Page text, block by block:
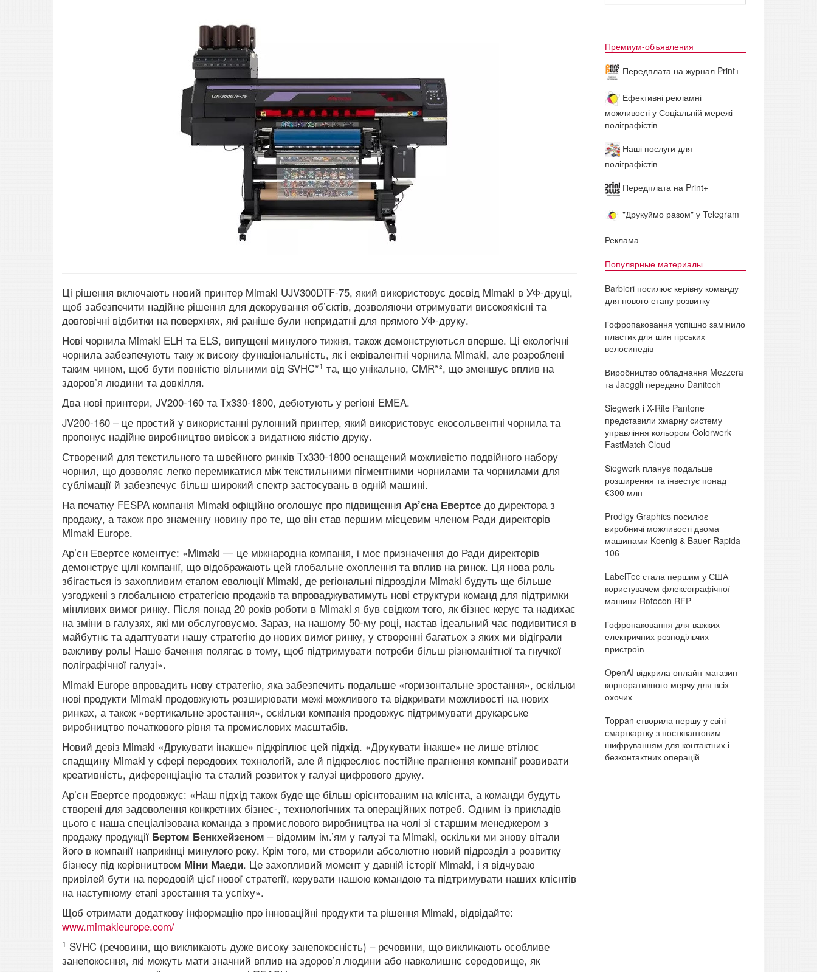
Ці рішення включають новий принтер Mimaki UJV300DTF-75, який використовує досвід Mimaki в УФ-друці,
щоб забезпечити надійне рішення для декорування об’єктів, дозволяючи отримувати високоякісні та
довговічні відбитки на поверхнях, які раніше були непридатні для прямого УФ-друку.
Нові чорнила Mimaki ELH та ELS, випущені минулого тижня, також демонструються вперше. Ці екологічні
чорнила забезпечують таку ж високу функціональність, як і еквівалентні чорнила Mimaki, але розроблені
таким чином, щоб бути повністю вільними від SVHC*1 та, що унікально, CMR*², що зменшує вплив на
здоров’я людини та довкілля.
Два нові принтери, JV200-160 та Tx330-1800, дебютують у регіоні EMEA.
JV200-160 – це простий у використанні рулонний принтер, який використовує екосольвентні чорнила та
пропонує надійне виробництво вивісок з видатною якістю друку.
Створений для текстильного та швейного ринків Tx330-1800 оснащений можливістю подвійного набору
чорнил, що дозволяє легко перемикатися між текстильними пігментними чорнилами та чорнилами для
сублімації й забезпечує більш широкий спектр застосувань в одній машині.
На початку FESPA компанія Mimaki офіційно оголошує про підвищення Ар’єна Евертсе до директора з
продажу, а також про знаменну новину про те, що він став першим місцевим членом Ради директорів
Mimaki Europe.
Ар’єн Евертсе коментує: «Mimaki — це міжнародна компанія, і моє призначення до Ради директорів
демонструє цілі компанії, що відображають цей глобальне охоплення та вплив на ринок. Ця нова роль
збігається із захопливим етапом еволюції Mimaki, де регіональні підрозділи Mimaki будуть ще більше
узгоджені з глобальною стратегією продажів та впроваджуватимуть нові структури команд для підтримки
мінливих вимог ринку. Після понад 20 років роботи в Mimaki я був свідком того, як бізнес керує та надихає
на зміни в галузях, які ми обслуговуємо. Зараз, на нашому 50-му році, настав ідеальний час подивитися в
майбутнє та адаптувати нашу стратегію до нових вимог ринку, у створенні багатьох з яких ми відіграли
важливу роль! Наше бачення полягає в тому, щоб підтримувати потреби більш різноманітної та гнучкої
поліграфічної галузі».
Mimaki Europe впровадить нову стратегію, яка забезпечить подальше «горизонтальне зростання», оскільки
нові продукти Mimaki продовжують розширювати межі можливого та відкривати можливості на нових
ринках, а також «вертикальне зростання», оскільки компанія продовжує підтримувати друкарське
виробництво початкового рівня та промислових масштабів.
Новий девіз Mimaki «Друкувати інакше» підкріплює цей підхід. «Друкувати інакше» не лише втілює
спадщину Mimaki у сфері передових технологій, але й підкреслює постійне прагнення компанії розвивати
креативність, диференціацію та сталий розвиток у галузі цифрового друку.
Ар’єн Евертсе продовжує: «Наш підхід також буде ще більш орієнтованим на клієнта, а команди будуть
створені для задоволення конкретних бізнес-, технологічних та операційних потреб. Одним із прикладів
цього є наша спеціалізована команда з промислового виробництва на чолі зі старшим менеджером з
продажу продукції Бертом Бенкхейзеном – відомим ім.’ям у галузі та Mimaki, оскільки ми знову вітали
його в компанії наприкінці минулого року. Крім того, ми створили абсолютно новий підрозділ з розвитку
бізнесу під керівництвом Міни Маеди. Це захопливий момент у давній історії Mimaki, і я відчуваю
привілей бути на передовій цієї нової стратегії, керувати нашою командою та підтримувати наших клієнтів
на наступному етапі зростання та успіху».
Щоб отримати додаткову інформацію про інноваційні продукти та рішення Mimaki, відвідайте:
www.mimakieurope.com/
1 SVHC (речовини, що викликають дуже високу занепокоєність) – речовини, що викликають особливе
занепокоєння, які можуть мати значний вплив на здоров’я людини або навколишнє середовище, як
Премиум-объявления
Передплата на журнал Print+
Ефективні рекламні
можливості у Соціальній мережі
поліграфістів
Наші послуги для
поліграфістів
Передплата на Print+
"Друкуймо разом" у Telegram
Реклама
Популярные материалы
Barbieri посилює керівну команду
для нового етапу розвитку
Гофропаковання успішно замінило
пластик для шин гірських
велосипедів
Виробництво обладнання Mezzera
та Jaeggli передано Danitech
Siegwerk і X-Rite Pantone
представили хмарну систему
управління кольором Colorwerk
FastMatch Cloud
Siegwerk планує подальше
розширення та інвестує понад
€300 млн
Prodigy Graphics посилює
виробничі можливості двома
машинами Koenig & Bauer Rapida
106
LabelTec стала першим у США
користувачем флексографічної
машини Rotocon RFP
Гофропаковання для важких
електричних розподільчих
пристроїв
OpenAI відкрила онлайн-магазин
корпоративного мерчу для всіх
охочих
Toppan створила першу у світі
смарткартку з постквантовим
шифруванням для контактних і
безконтактних операцій